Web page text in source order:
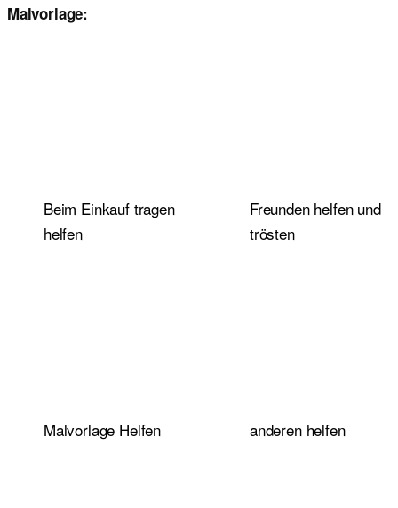
Malvorlage:
Beim Einkauf tragen
helfen
Freunden helfen und
trösten
Malvorlage Helfen anderen helfen